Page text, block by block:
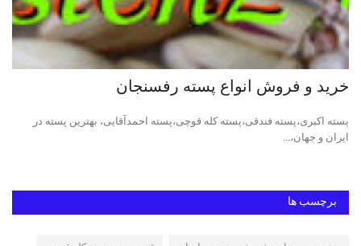
خرید و فروش انواع پسته رفسنجان
پسته اکبری،پسته فندقی،پسته کله قوچی،پسته احمدآقایی، بهترین پسته در
ایران و جهان،...
برچسب ها